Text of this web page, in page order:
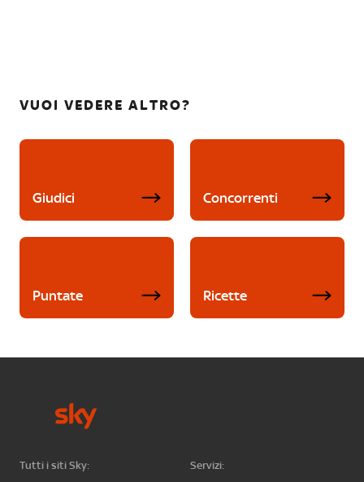
VUOI VEDERE ALTRO?
Giudici Concorrenti
Puntate Ricette
Tutti i siti Sky:
Servizi: